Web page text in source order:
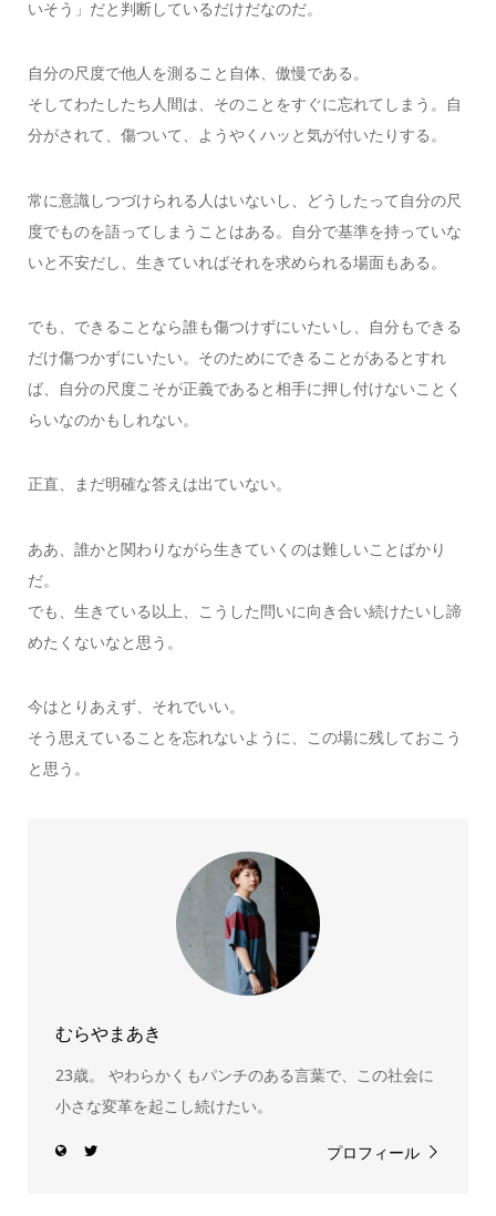
いそう」だと判断しているだけだなのだ。
自分の尺度で他人を測ること自体、傲慢である。
そしてわたしたち人間は、そのことをすぐに忘れてしまう。自
分がされて、傷ついて、ようやくハッと気が付いたりする。
常に意識しつづけられる人はいないし、どうしたって自分の尺
度でものを語ってしまうことはある。自分で基準を持っていな
いと不安だし、生きていればそれを求められる場面もある。
でも、できることなら誰も傷つけずにいたいし、自分もできる
だけ傷つかずにいたい。そのためにできることがあるとすれ
ば、自分の尺度こそが正義であると相手に押し付けないことく
らいなのかもしれない。
正直、まだ明確な答えは出ていない。
ああ、誰かと関わりながら生きていくのは難しいことばかり
だ。
でも、生きている以上、こうした問いに向き合い続けたいし諦
めたくないなと思う。
今はとりあえず、それでいい。
そう思えていることを忘れないように、この場に残しておこう
と思う。
むらやまあき
23歳。 やわらかくもパンチのある言葉で、この社会に
小さな変革を起こし続けたい。
プロフィール